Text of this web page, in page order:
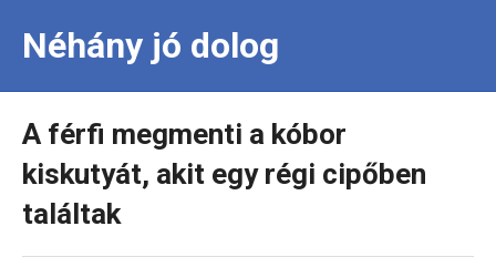
Néhány jó dolog
A férfi megmenti a kóbor
kiskutyát, akit egy régi cipőben
találtak